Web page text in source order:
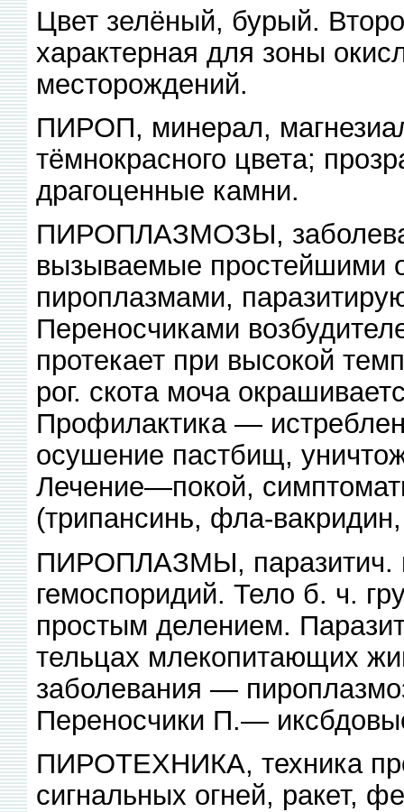
Цвет зелёный, бурый.
характерная для зоны
месторождений.
ПИРОП, минерал,
тёмнокрасного цвета;
драгоценные камни.
ПИРОПЛАЗМОЗЫ,
вызываемые простейшими
пироплазмами,
Переносчиками
протекает при высокой
рог. скота моча
Профилактика —
осушение пастбищ,
Лечение—покой,
(трипансинь, фла-
ПИРОПЛАЗМЫ, паразитич.
гемоспоридий. Тело б. ч.
простым делением.
тельцах млекопитающих
заболевания —
Переносчики П.—
ПИРОТЕХНИКА, техника
сигнальных огней, ракет,